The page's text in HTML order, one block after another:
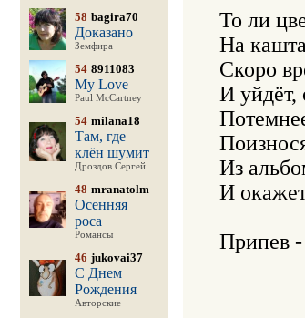
58 bagira70
Доказано
Земфира
54 8911083
My Love
Paul McCartney
54 milana18
Там, где
клён шумит
Дроздов Сергей
48 mranatolm
Осенняя
роса
Романсы
46 jukovai37
С Днем
Рождения
Авторские
То ли
На
Скоро
И уйдёт,
Из
И